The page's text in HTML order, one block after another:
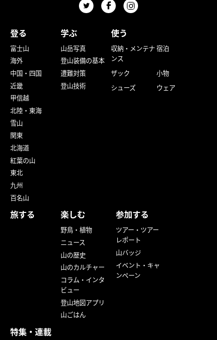
登る
富士山
海外
中国・四国
近畿
甲信越
北陸・東海
雪山
関東
北海道
紅葉の山
東北
九州
百名山
学ぶ
山岳写真
登山装備の基本
遭難対策
登山技術
使う
収納・メンテナ
ンス
宿泊
ザック
小物
シューズ
ウェア
旅する 楽しむ
野鳥・植物
ニュース
山の歴史
山のカルチャー
コラム・インタ
ビュー
登山地図アプリ
山ごはん
参加する
ツアー・ツアー
レポート
山バッジ
イベント・キャ
ンペーン
特集・連載